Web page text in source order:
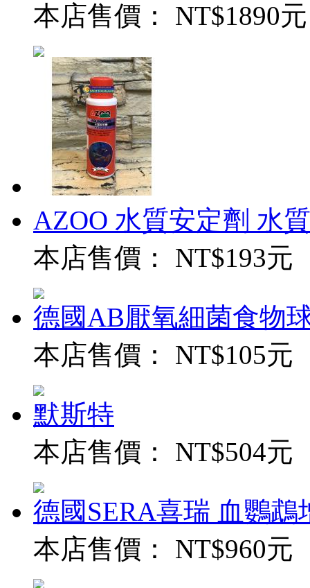
本店售價： NT$1890元
AZOO 水質安定劑 水
本店售價： NT$193元
德國AB厭氧細菌食物
本店售價： NT$105元
默斯特
本店售價： NT$504元
德國SERA喜瑞 血鸚
本店售價： NT$960元